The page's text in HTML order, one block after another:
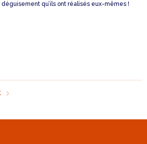
qu’ils ont réalisés eux-mêmes !